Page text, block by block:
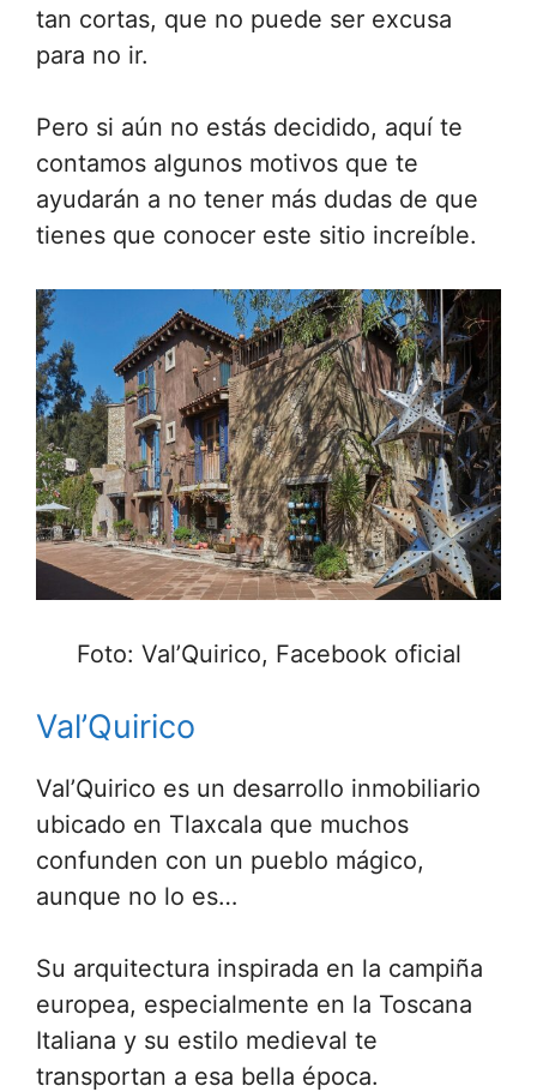
tan cortas, que no puede ser excusa
para no ir.
Pero si aún no estás decidido, aquí te
contamos algunos motivos que te
ayudarán a no tener más dudas de que
tienes que conocer este sitio increíble.
Foto: Val’Quirico, Facebook oficial
Val’Quirico
Val’Quirico es un desarrollo inmobiliario
ubicado en Tlaxcala que muchos
confunden con un pueblo mágico,
aunque no lo es…
Su arquitectura inspirada en la campiña
europea, especialmente en la Toscana
Italiana y su estilo medieval te
transportan a esa bella época.